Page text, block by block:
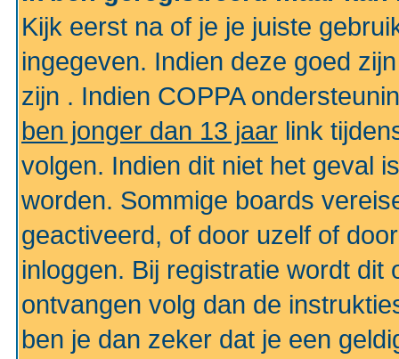
Kijk eerst na of je je juiste
ingegeven. Indien deze goed
zijn . Indien COPPA
ben jonger dan 13 jaar link
volgen. Indien dit niet het geval
worden. Sommige boards
geactiveerd, of door uzelf of
inloggen. Bij registratie wordt dit
ontvangen volg dan de
ben je dan zeker dat je een